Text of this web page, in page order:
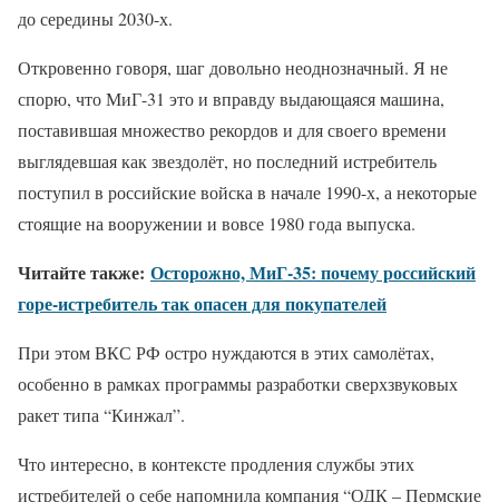
до середины 2030-х.
Откровенно говоря, шаг довольно неоднозначный. Я не
спорю, что МиГ-31 это и вправду выдающаяся машина,
поставившая множество рекордов и для своего времени
выглядевшая как звездолёт, но последний истребитель
поступил в российские войска в начале 1990-х, а некоторые
стоящие на вооружении и вовсе 1980 года выпуска.
Читайте также: Осторожно, МиГ-35: почему российский
горе-истребитель так опасен для покупателей
При этом ВКС РФ остро нуждаются в этих самолётах,
особенно в рамках программы разработки сверхзвуковых
ракет типа “Кинжал”.
Что интересно, в контексте продления службы этих
истребителей о себе напомнила компания “ОДК – Пермские